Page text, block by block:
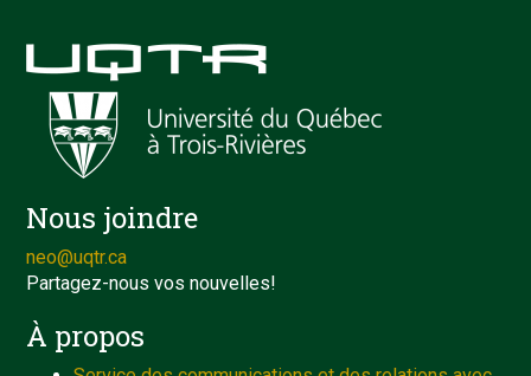
Nous joindre
neo@uqtr.ca
Partagez-nous vos nouvelles!
À propos